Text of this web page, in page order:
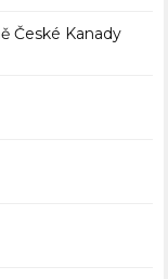
České Kanady